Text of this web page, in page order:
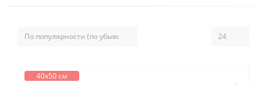
40х50 см